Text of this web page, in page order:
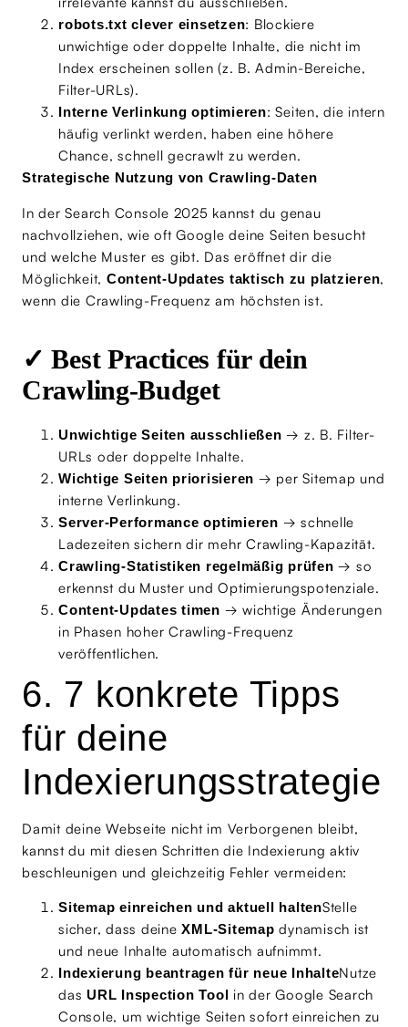
robots.txt clever einsetzen: Blockiere
unwichtige oder doppelte Inhalte, die nicht im
Index erscheinen sollen (z. B. Admin-Bereiche,
Filter-URLs).
Interne Verlinkung optimieren: Seiten, die intern
häufig verlinkt werden, haben eine höhere
Chance, schnell gecrawlt zu werden.
Strategische Nutzung von Crawling-Daten
In der Search Console 2025 kannst du genau
nachvollziehen, wie oft Google deine Seiten besucht
und welche Muster es gibt. Das eröffnet dir die
Möglichkeit, Content-Updates taktisch zu platzieren,
wenn die Crawling-Frequenz am höchsten ist.
✓ Best Practices für dein
Crawling-Budget
Unwichtige Seiten ausschließen → z. B. Filter-
URLs oder doppelte Inhalte.
Wichtige Seiten priorisieren → per Sitemap und
interne Verlinkung.
Server-Performance optimieren → schnelle
Ladezeiten sichern dir mehr Crawling-Kapazität.
Crawling-Statistiken regelmäßig prüfen → so
erkennst du Muster und Optimierungspotenziale.
Content-Updates timen → wichtige Änderungen
in Phasen hoher Crawling-Frequenz
veröffentlichen.
6. 7 konkrete Tipps
für deine
Indexierungsstrategie
Damit deine Webseite nicht im Verborgenen bleibt,
kannst du mit diesen Schritten die Indexierung aktiv
beschleunigen und gleichzeitig Fehler vermeiden:
Sitemap einreichen und aktuell haltenStelle
sicher, dass deineXML-Sitemap dynamisch ist
und neue Inhalte automatisch aufnimmt.
Indexierung beantragen für neue InhalteNutze
das URL Inspection Tool in der Google Search
Console, um wichtige Seiten sofort einreichen zu